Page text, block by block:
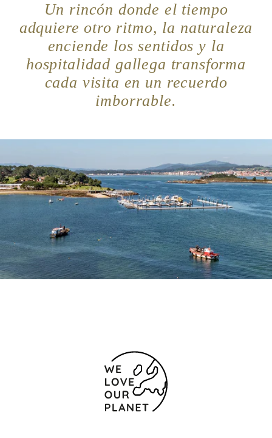
Un rincón donde el tiempo
adquiere otro ritmo, la naturaleza
enciende los sentidos y la
hospitalidad gallega transforma
cada visita en un recuerdo
imborrable.